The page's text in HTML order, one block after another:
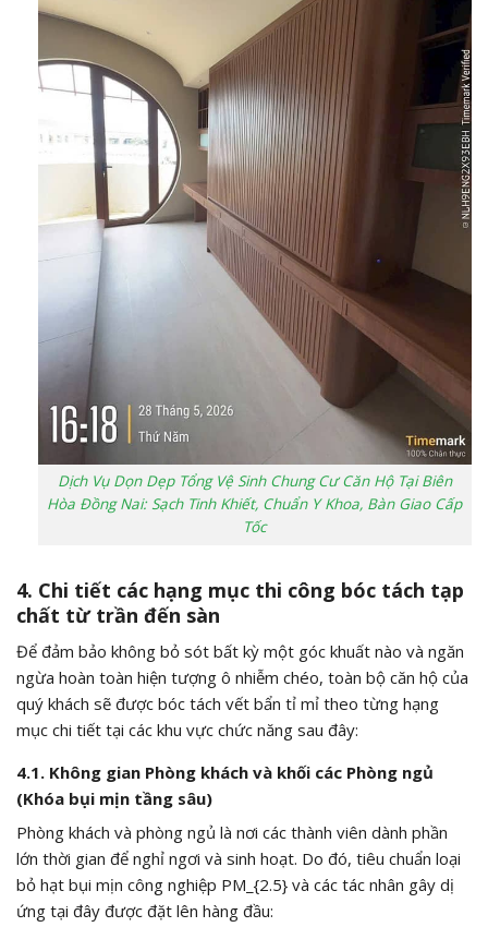
Dịch Vụ Dọn Dẹp Tổng Vệ Sinh Chung Cư Căn Hộ Tại Biên
Hòa Đồng Nai: Sạch Tinh Khiết, Chuẩn Y Khoa, Bàn Giao Cấp
Tốc
4. Chi tiết các hạng mục thi công bóc tách tạp
chất từ trần đến sàn
Để đảm bảo không bỏ sót bất kỳ một góc khuất nào và ngăn
ngừa hoàn toàn hiện tượng ô nhiễm chéo, toàn bộ căn hộ của
quý khách sẽ được bóc tách vết bẩn tỉ mỉ theo từng hạng
mục chi tiết tại các khu vực chức năng sau đây:
4.1. Không gian Phòng khách và khối các Phòng ngủ
(Khóa bụi mịn tầng sâu)
Phòng khách và phòng ngủ là nơi các thành viên dành phần
lớn thời gian để nghỉ ngơi và sinh hoạt. Do đó, tiêu chuẩn loại
bỏ hạt bụi mịn công nghiệp PM_{2.5} và các tác nhân gây dị
ứng tại đây được đặt lên hàng đầu: